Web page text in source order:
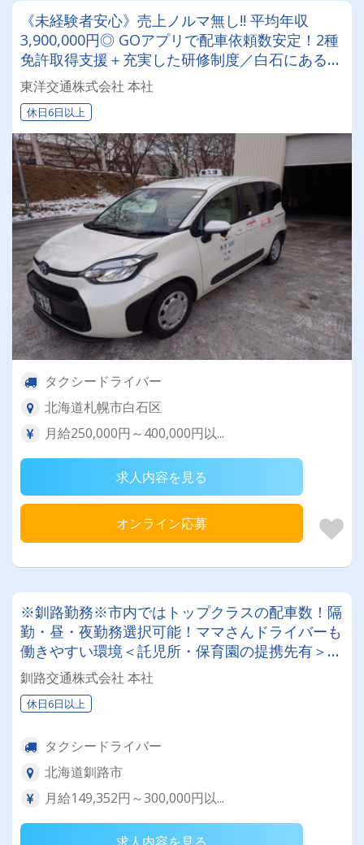
《未経験者安心》売上ノルマ無し!! 平均年収
3,900,000円◎ GOアプリで配車依頼数安定！2種
免許取得支援＋充実した研修制度／白石にあるア
ットフームな雰囲気のタクシー会社☆
東洋交通株式会社 本社
休日6日以上
タクシードライバー
北海道札幌市白石区
月給250,000円～400,000円以...
求人内容を見る
オンライン応募
※釧路勤務※市内ではトップクラスの配車数！隔
勤・昼・夜勤務選択可能！ママさんドライバーも
働きやすい環境＜託児所・保育園の提携先有＞未
経験者には給料保証制度も適用◎安心してタクシ
ー乗務スタート可能！
釧路交通株式会社 本社
休日6日以上
タクシードライバー
北海道釧路市
月給149,352円～300,000円以...